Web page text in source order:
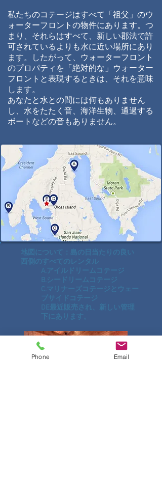
私たちのコテージはすべて「祖父」のウ
ォーターフロントの物件にあります。つ
まり、それらはすべて、新しい郡法で許
可されているよりも水に近い場所にあり
ます。したがって 、ウォーターフロント
のプロパティを「絶対的な」ウォーター
フロントと表現するときは、それを意味
します。
あなたと水との間には何もありません
し、水をたたく音、海洋生物、通過する
ボートなどの音もありません。
地図について：島の日当たりの良い
西側のすべてのレンタル
A.アイルドリームコテージ
B.シードリームコテージ
C.マリナーズコテージとウェー
ブサイドコテージ
DE最近販売され、新しい管理
下にあります。
Phone Email